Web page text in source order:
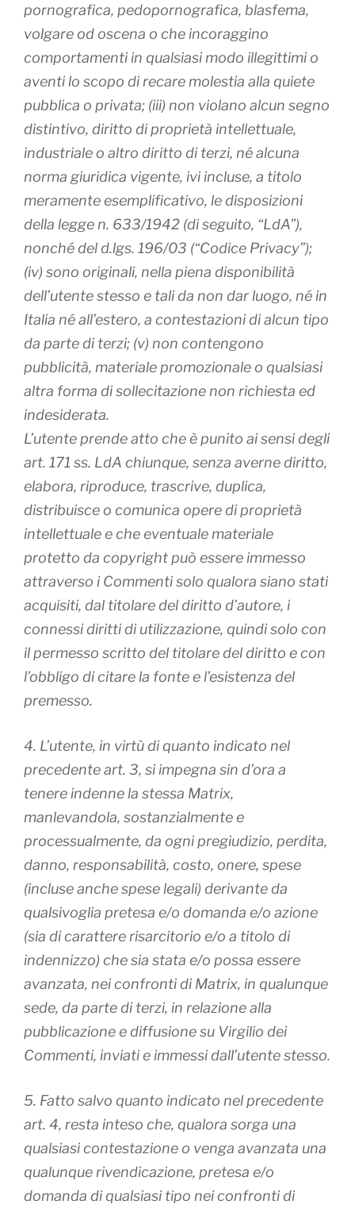
pornografica, pedopornografica, blasfema,
volgare od oscena o che incoraggino
comportamenti in qualsiasi modo illegittimi o
aventi lo scopo di recare molestia alla quiete
pubblica o privata; (iii) non violano alcun segno
distintivo, diritto di proprietà intellettuale,
industriale o altro diritto di terzi, né alcuna
norma giuridica vigente, ivi incluse, a titolo
meramente esemplificativo, le disposizioni
della legge n. 633/1942 (di seguito, “LdA”),
nonché del d.lgs. 196/03 (“Codice Privacy”);
(iv) sono originali, nella piena disponibilità
dell’utente stesso e tali da non dar luogo, né in
Italia né all’estero, a contestazioni di alcun tipo
da parte di terzi; (v) non contengono
pubblicità, materiale promozionale o qualsiasi
altra forma di sollecitazione non richiesta ed
indesiderata.
L’utente prende atto che è punito ai sensi degli
art. 171 ss. LdA chiunque, senza averne diritto,
elabora, riproduce, trascrive, duplica,
distribuisce o comunica opere di proprietà
intellettuale e che eventuale materiale
protetto da copyright può essere immesso
attraverso i Commenti solo qualora siano stati
acquisiti, dal titolare del diritto d’autore, i
connessi diritti di utilizzazione, quindi solo con
il permesso scritto del titolare del diritto e con
l’obbligo di citare la fonte e l’esistenza del
premesso.
4. L’utente, in virtù di quanto indicato nel
precedente art. 3, si impegna sin d’ora a
tenere indenne la stessa Matrix,
manlevandola, sostanzialmente e
processualmente, da ogni pregiudizio, perdita,
danno, responsabilità, costo, onere, spese
(incluse anche spese legali) derivante da
qualsivoglia pretesa e/o domanda e/o azione
(sia di carattere risarcitorio e/o a titolo di
indennizzo) che sia stata e/o possa essere
avanzata, nei confronti di Matrix, in qualunque
sede, da parte di terzi, in relazione alla
pubblicazione e diffusione su Virgilio dei
Commenti, inviati e immessi dall’utente stesso.
5. Fatto salvo quanto indicato nel precedente
art. 4, resta inteso che, qualora sorga una
qualsiasi contestazione o venga avanzata una
qualunque rivendicazione, pretesa e/o
domanda di qualsiasi tipo nei confronti di